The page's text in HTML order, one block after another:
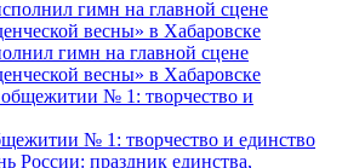
гимн на главной сцене
весны» в Хабаровске
№ 1: творчество и единство